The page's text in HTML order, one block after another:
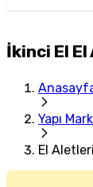
İkinci El
Yapı
El Aletleri